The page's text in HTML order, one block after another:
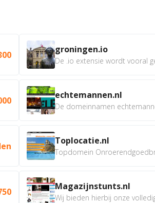
groningen.io
De .io extensie wordt vooral
echtemannen.nl
De domeinnamen
Toplocatie.nl
Topdomein
Magazijnstunts.nl
Wij bieden hierbij onze